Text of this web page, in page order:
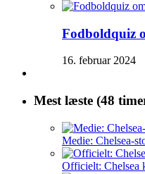
Fodboldquiz
16. februar 2024
Mest læste (48
Medie: Chelsea-
Officielt: Chelsea